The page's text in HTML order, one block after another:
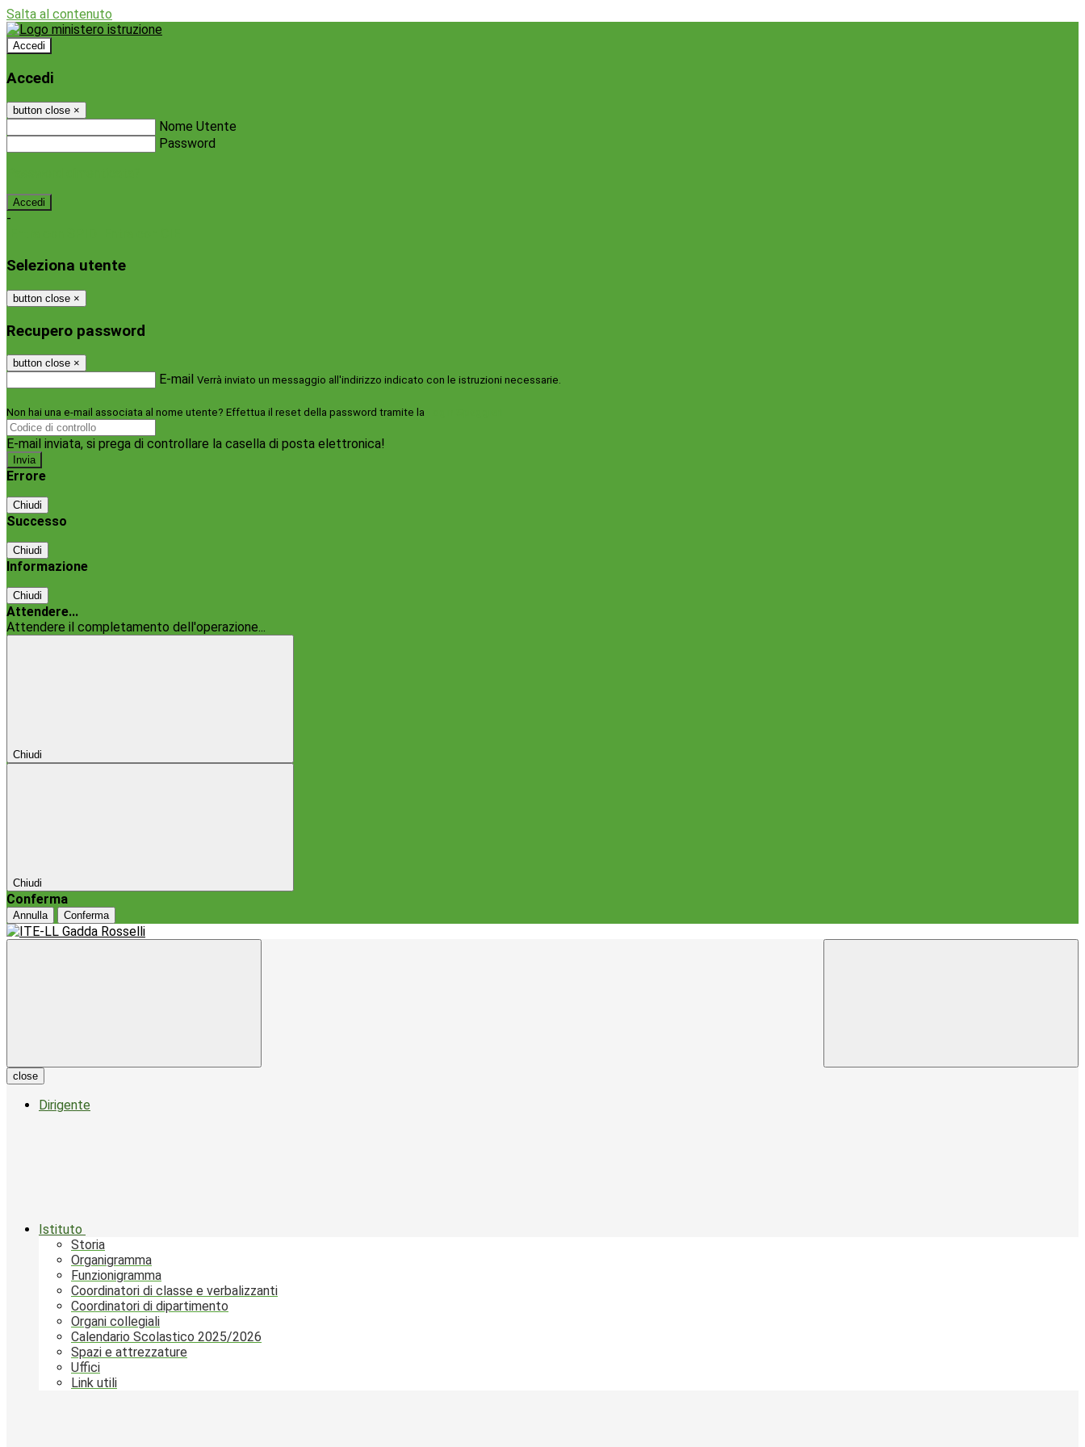
Salta al contenuto
Accedi
Accedi
button close ×
Nome Utente
Password
-
Seleziona utente
button close ×
Recupero password
button close ×
E-mail Verrà inviato un messaggio all'indirizzo indicato con le istruzioni necessarie.
Non hai una e-mail associata al nome utente? Effettua il reset della password tramite la
E-mail inviata, si prega di controllare la casella di posta elettronica!
Errore
Chiudi
Successo
Chiudi
Informazione
Chiudi
Attendere...
Attendere il completamento dell'operazione...
Chiudi
Chiudi
Conferma
Annulla Conferma
close
Dirigente
Istituto
Storia
Organigramma
Funzionigramma
Coordinatori di classe e verbalizzanti
Coordinatori di dipartimento
Organi collegiali
Calendario Scolastico 2025/2026
Spazi e attrezzature
Uffici
Link utili